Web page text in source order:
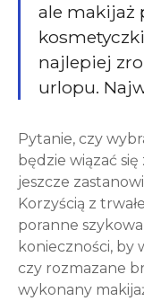
ale makijaż
najlepiej
urlopu.
Pytanie, czy
będzie wiązać
jeszcze
Korzyścią z
poranne
konieczności, by
czy rozmazane
wykonany